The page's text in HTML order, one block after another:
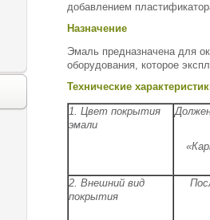
добавлением
Назначение
Эмаль предназначена для
оборудования, которое
Технические
1. Цвет покрытия
эмали
2. Внешний вид
покрытия